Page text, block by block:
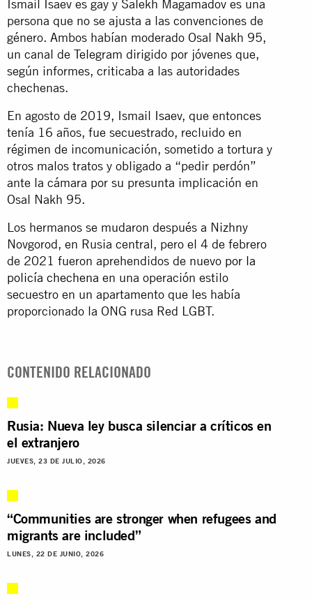
Ismail Isaev es gay y Salekh Magamadov es una
persona que no se ajusta a las convenciones de
género. Ambos habían moderado Osal Nakh 95,
un canal de Telegram dirigido por jóvenes que,
según informes, criticaba a las autoridades
chechenas.
En agosto de 2019, Ismail Isaev, que entonces
tenía 16 años, fue secuestrado, recluido en
régimen de incomunicación, sometido a tortura y
otros malos tratos y obligado a “pedir perdón”
ante la cámara por su presunta implicación en
Osal Nakh 95.
Los hermanos se mudaron después a Nizhny
Novgorod, en Rusia central, pero el 4 de febrero
de 2021 fueron aprehendidos de nuevo por la
policía chechena en una operación estilo
secuestro en un apartamento que les había
proporcionado la ONG rusa Red LGBT.
CONTENIDO RELACIONADO
Rusia: Nueva ley busca silenciar a críticos en
el extranjero
JUEVES, 23 DE JULIO, 2026
“Communities are stronger when refugees and
migrants are included”
LUNES, 22 DE JUNIO, 2026